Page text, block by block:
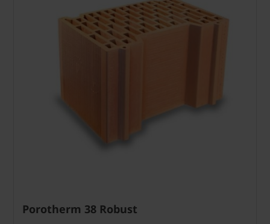
Porotherm 38 Robust